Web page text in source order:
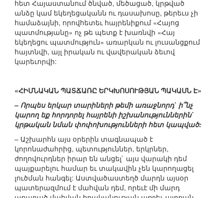
հետ Հայաստանում ծնված, մեծացած, կրթված
անձը կամ եկեղեցականն ու դասախոսը, թերեւս չի
համաձայնի, որովհետեւ հայրենիքում «Հայոց
պատմությանը» ոչ թե պետք է խառնվի «Հայ
եկեղեցու պատմություն» առարկան ու լուսանցքում
հայտնվի, այլ իրական ու վավերական ձեւով
կարեւորվի:
«ՀԻՄՆԱԿԱՆ ՊԱՏՃԱՌԸ ԵՐԿԽՈՍՈՒԹՅԱՆ ՊԱԿԱՍՆ Է»
– Որպես երկար տարիների թեմի առաջնորդ` ի՞նչ
կարող եք հորդորել հայրենի իշխանություններին`
կրթական նման փոփոխությունների հետ կապված:
– Աշխարհն այս օրերին տագնապած է
կորոնաժահրից, պետություններ, երկրներ,
ժողովուրդներ իրար են անցել` այս վարակի դեմ
պայքարելու համար եւ տակավին չեն կարողացել
լուծման հանգել: Աստվածաստեղծ մարդն այսօր
պատերազմում է մահվան դեմ, որեւէ մի մարդ